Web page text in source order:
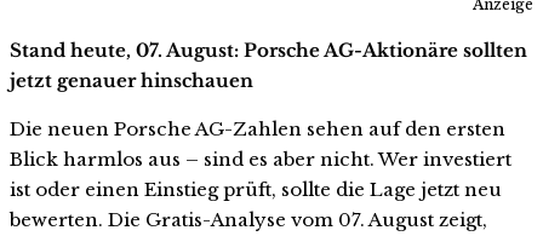
Anzeige
Stand heute, 07. August: Porsche AG-Aktionäre sollten
jetzt genauer hinschauen
Die neuen Porsche AG-Zahlen sehen auf den ersten
Blick harmlos aus – sind es aber nicht. Wer investiert
ist oder einen Einstieg prüft, sollte die Lage jetzt neu
bewerten. Die Gratis-Analyse vom 07. August zeigt,